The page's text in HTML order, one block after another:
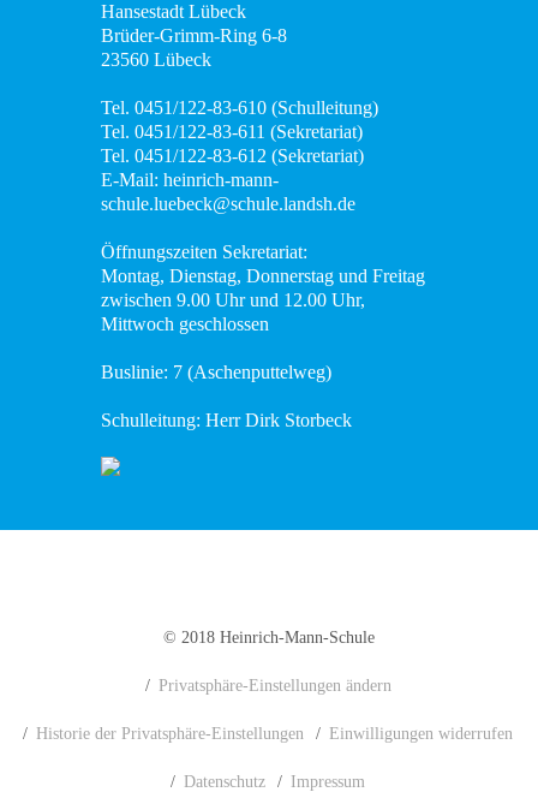
Hansestadt Lübeck
Brüder-Grimm-Ring 6-8
23560 Lübeck
Tel. 0451/122-83-610 (Schulleitung)
Tel. 0451/122-83-611 (Sekretariat)
Tel. 0451/122-83-612 (Sekretariat)
E-Mail: heinrich-mann-
schule.luebeck@schule.landsh.de
Öffnungszeiten Sekretariat:
Montag, Dienstag, Donnerstag und Freitag
zwischen 9.00 Uhr und 12.00 Uhr,
Mittwoch geschlossen
Buslinie: 7 (Aschenputtelweg)
Schulleitung: Herr Dirk Storbeck
© 2018 Heinrich-Mann-Schule
Privatsphäre-Einstellungen ändern
Historie der Privatsphäre-Einstellungen Einwilligungen widerrufen
Datenschutz Impressum
Integration
Schulminis
Gemeinschaftsschule
Wissenswertes
Konzept
Fachcurricula